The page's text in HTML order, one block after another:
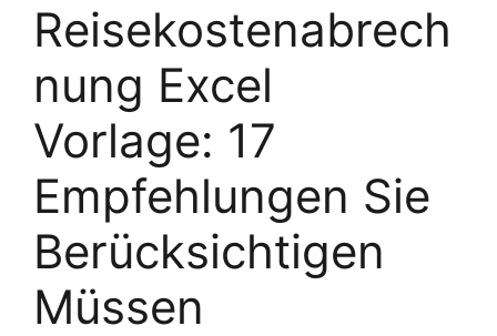
Reisekostenabrech
nung Excel
Vorlage: 17
Empfehlungen Sie
Berücksichtigen
Müssen